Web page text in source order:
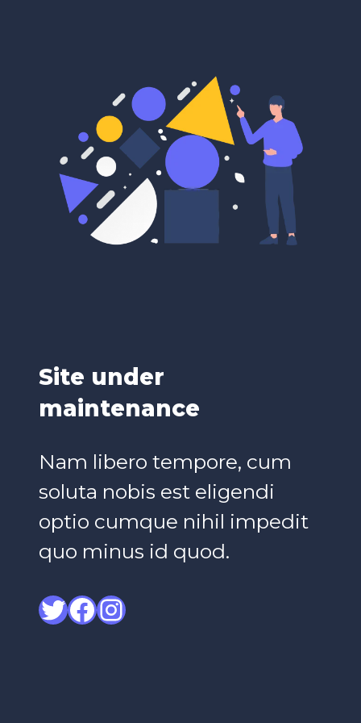
Site under
maintenance
Nam libero tempore, cum
soluta nobis est eligendi
optio cumque nihil impedit
quo minus id quod.
Twitter
Facebook
Instagram